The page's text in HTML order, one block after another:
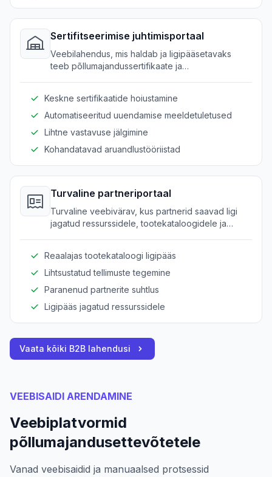
Sertifitseerimise juhtimisportaal
Veebilahendus, mis haldab ja ligipääsetavaks
teeb põllumajandussertifikaate ja
Keskne sertifikaatide hoiustamine
Automatiseeritud uuendamise meeldetuletused
Lihtne vastavuse jälgimine
Kohandatavad aruandlustööriistad
Turvaline partneriportaal
Turvaline veebivärav, kus partnerid saavad ligi
jagatud ressurssidele, tootekataloogidele ja
Reaalajas tootekataloogi ligipääs
Lihtsustatud tellimuste tegemine
Paranenud partnerite suhtlus
Ligipääs jagatud ressurssidele
Vaata kõiki B2B lahendusi
VEEBISAIDI ARENDAMINE
Veebiplatvormid
põllumajandusettevõtetele
Vanad veebisaidid ja manuaalsed protsessid